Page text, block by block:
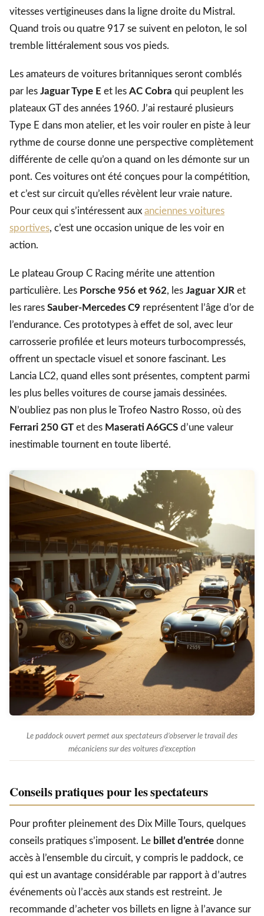
vitesses vertigineuses dans la ligne droite du Mistral.
Quand trois ou quatre 917 se suivent en peloton, le sol
tremble littéralement sous vos pieds.
Les amateurs de voitures britanniques seront comblés
par les Jaguar Type E et les AC Cobra qui peuplent les
plateaux GT des années 1960. J’ai restauré plusieurs
Type E dans mon atelier, et les voir rouler en piste à leur
rythme de course donne une perspective complètement
différente de celle qu’on a quand on les démonte sur un
pont. Ces voitures ont été conçues pour la compétition,
et c’est sur circuit qu’elles révèlent leur vraie nature.
Pour ceux qui s’intéressent aux anciennes voitures
sportives, c’est une occasion unique de les voir en
action.
Le plateau Group C Racing mérite une attention
particulière. Les Porsche 956 et 962, les Jaguar XJR et
les rares Sauber-Mercedes C9 représentent l’âge d’or de
l’endurance. Ces prototypes à effet de sol, avec leur
carrosserie profilée et leurs moteurs turbocompressés,
offrent un spectacle visuel et sonore fascinant. Les
Lancia LC2, quand elles sont présentes, comptent parmi
les plus belles voitures de course jamais dessinées.
N’oubliez pas non plus le Trofeo Nastro Rosso, où des
Ferrari 250 GT et des Maserati A6GCS d’une valeur
inestimable tournent en toute liberté.
Le paddock ouvert permet aux spectateurs d’observer le travail des
mécaniciens sur des voitures d’exception
Conseils pratiques pour les spectateurs
Pour profiter pleinement des Dix Mille Tours, quelques
conseils pratiques s’imposent. Le billet d’entrée donne
accès à l’ensemble du circuit, y compris le paddock, ce
qui est un avantage considérable par rapport à d’autres
événements où l’accès aux stands est restreint. Je
recommande d’acheter vos billets en ligne à l’avance sur